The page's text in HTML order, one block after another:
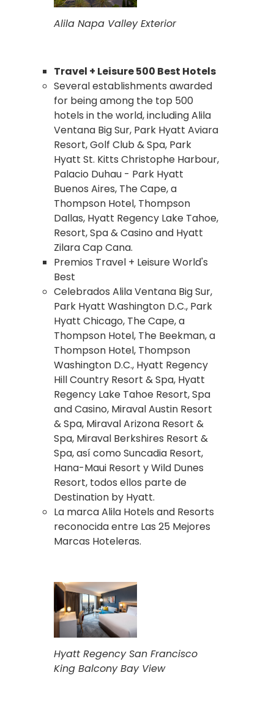
Alila Napa Valley Exterior
Travel + Leisure 500 Best Hotels
Several establishments awarded
for being among the top 500
hotels in the world, including Alila
Ventana Big Sur, Park Hyatt Aviara
Resort, Golf Club & Spa, Park
Hyatt St. Kitts Christophe Harbour,
Palacio Duhau - Park Hyatt
Buenos Aires, The Cape, a
Thompson Hotel, Thompson
Dallas, Hyatt Regency Lake Tahoe,
Resort, Spa & Casino and Hyatt
Zilara Cap Cana.
Premios Travel + Leisure World's
Best
Celebrados Alila Ventana Big Sur,
Park Hyatt Washington D.C., Park
Hyatt Chicago, The Cape, a
Thompson Hotel, The Beekman, a
Thompson Hotel, Thompson
Washington D.C., Hyatt Regency
Hill Country Resort & Spa, Hyatt
Regency Lake Tahoe Resort, Spa
and Casino, Miraval Austin Resort
& Spa, Miraval Arizona Resort &
Spa, Miraval Berkshires Resort &
Spa, así como Suncadia Resort,
Hana-Maui Resort y Wild Dunes
Resort, todos ellos parte de
Destination by Hyatt.
La marca Alila Hotels and Resorts
reconocida entre Las 25 Mejores
Marcas Hoteleras.
Hyatt Regency San Francisco
King Balcony Bay View